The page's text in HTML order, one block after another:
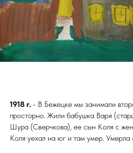
1918 г. - В Бежецке мы занимали
просторно. Жили бабушка Варя
Шура (Сверчкова), ее сын Коля с
Коля уехал на юг и там умер. Умерла